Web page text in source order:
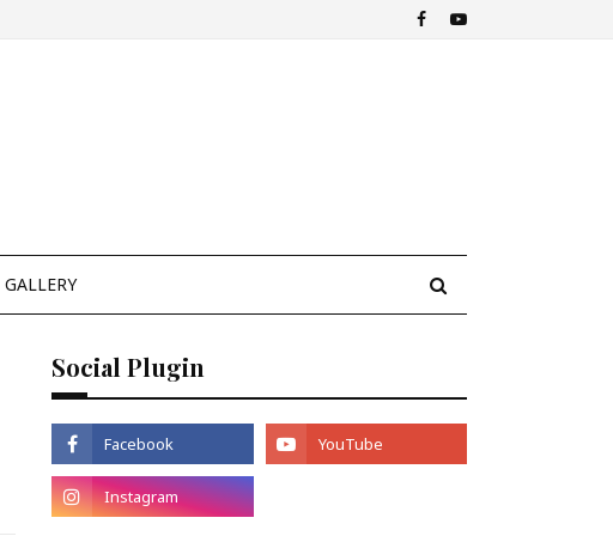
GALLERY
Social Plugin